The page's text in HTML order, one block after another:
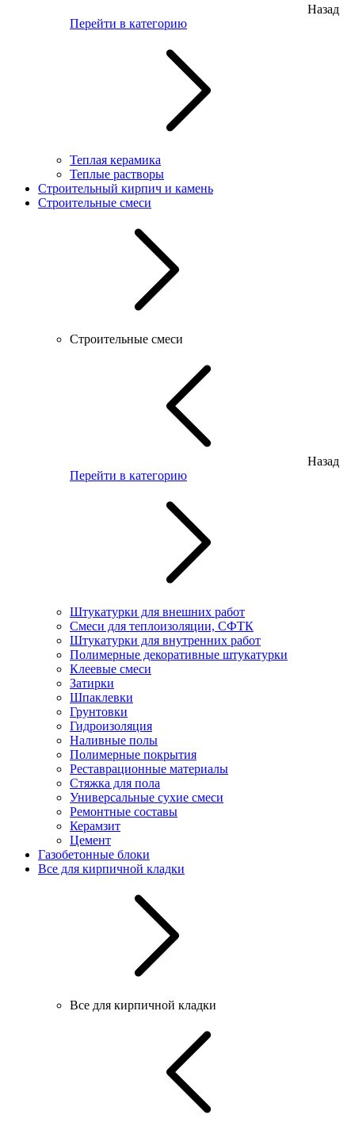
Назад
Перейти в категорию
Теплая керамика
Теплые растворы
Строительный кирпич и камень
Строительные смеси
Строительные смеси
Назад
Перейти в категорию
Штукатурки для внешних работ
Смеси для теплоизоляции, СФТК
Штукатурки для внутренних работ
Полимерные декоративные штукатурки
Клеевые смеси
Затирки
Шпаклевки
Грунтовки
Гидроизоляция
Наливные полы
Полимерные покрытия
Реставрационные материалы
Стяжка для пола
Универсальные сухие смеси
Ремонтные составы
Керамзит
Цемент
Газобетонные блоки
Все для кирпичной кладки
Все для кирпичной кладки